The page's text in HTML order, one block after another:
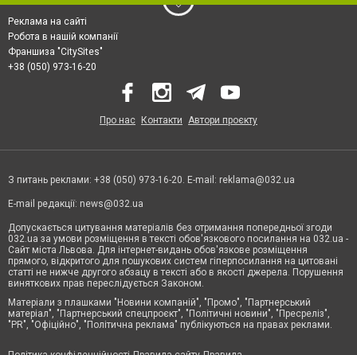
Реклама на сайті
Робота в нашій компанії
Франшиза "CitySites"
+38 (050) 973-16-20
Про нас Контакти Автори проєкту
З питань реклами: +38 (050) 973-16-20. E-mail: reklama@032.ua
E-mail редакції: news@032.ua
Допускається цитування матеріалів без отримання попередньої згоди
032.ua за умови розміщення в тексті обов'язкового посилання на 032.ua -
Сайт міста Львова. Для інтернет-видань обов'язкове розміщення
прямого, відкритого для пошукових систем гіперпосилання на цитовані
статті не нижче другого абзацу в тексті або в якості джерела. Порушення
виняткових прав переслідується Законом.
Матеріали з плашками "Новини компаній", "Промо", "Партнерський
матеріал", "Партнерський спецпроєкт", "Політичні новини", "Пресреліз",
"PR", "Офіційно", "Політична реклама" публікуються на правах реклами.